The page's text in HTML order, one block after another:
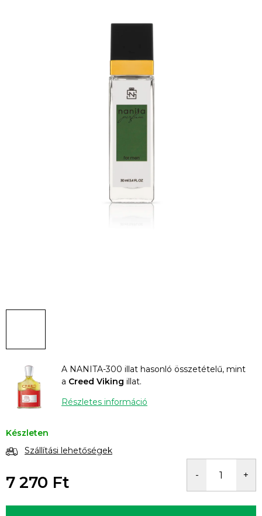
A NANITA-300 illat hasonló összetételű, mint
a Creed Viking illat.
Részletes információ
Készleten
Szállítási lehetőségek
7 270 Ft